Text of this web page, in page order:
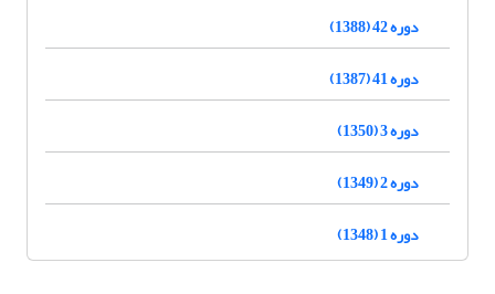
دوره 42 (1388)
دوره 41 (1387)
دوره 3 (1350)
دوره 2 (1349)
دوره 1 (1348)